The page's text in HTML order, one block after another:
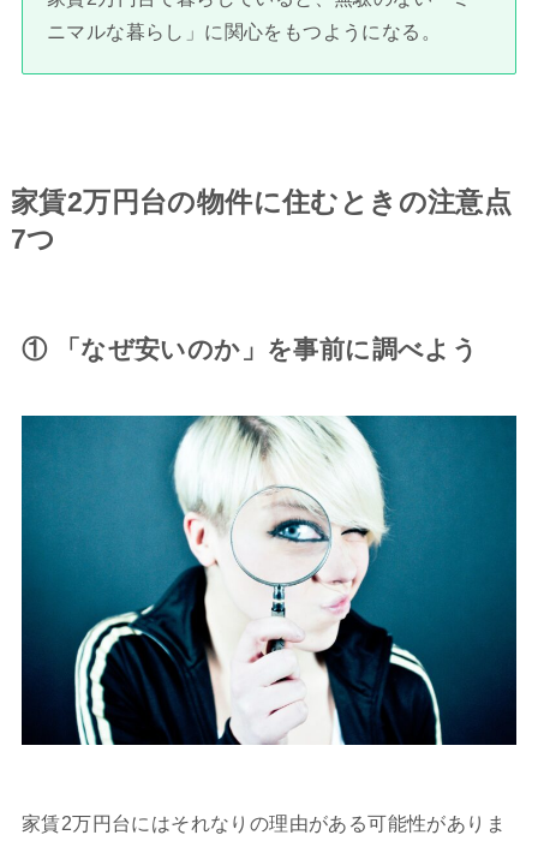
ニマルな暮らし」に関心をもつようになる。
家賃2万円台の物件に住むときの注意点
7つ
① 「なぜ安いのか」を事前に調べよう
家賃2万円台にはそれなりの理由がある可能性がありま